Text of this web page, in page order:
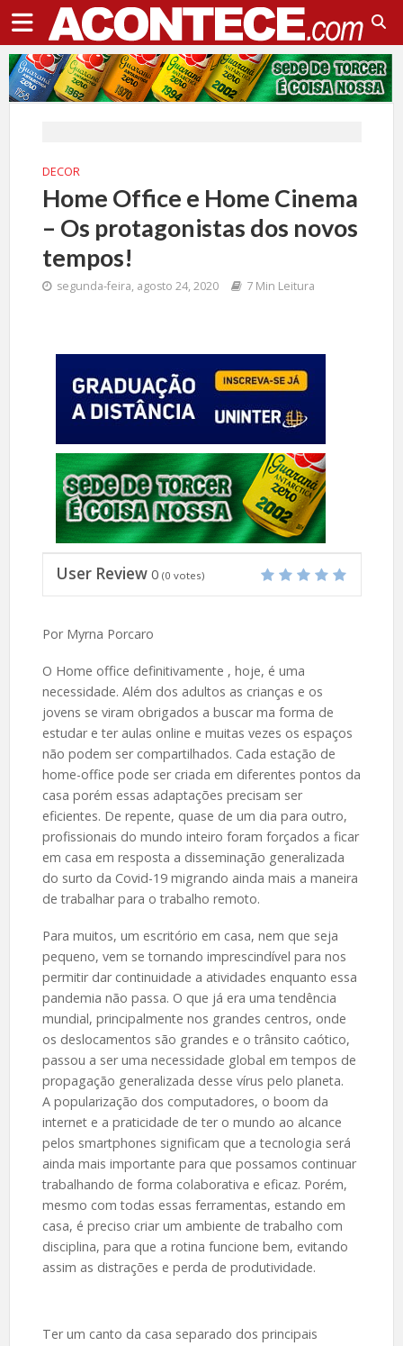
DECOR
Home Office e Home Cinema
– Os protagonistas dos novos
tempos!
segunda-feira, agosto 24, 2020 7 Min Leitura
User Review 0 (0 votes)
Por Myrna Porcaro
O Home office definitivamente , hoje, é uma
necessidade. Além dos adultos as crianças e os
jovens se viram obrigados a buscar ma forma de
estudar e ter aulas online e muitas vezes os espaços
não podem ser compartilhados. Cada estação de
home-office pode ser criada em diferentes pontos da
casa porém essas adaptações precisam ser
eficientes. De repente, quase de um dia para outro,
profissionais do mundo inteiro foram forçados a ficar
em casa em resposta a disseminação generalizada
do surto da Covid-19 migrando ainda mais a maneira
de trabalhar para o trabalho remoto.
Para muitos, um escritório em casa, nem que seja
pequeno, vem se tornando imprescindível para nos
permitir dar continuidade a atividades enquanto essa
pandemia não passa. O que já era uma tendência
mundial, principalmente nos grandes centros, onde
os deslocamentos são grandes e o trânsito caótico,
passou a ser uma necessidade global em tempos de
propagação generalizada desse vírus pelo planeta.
A popularização dos computadores, o boom da
internet e a praticidade de ter o mundo ao alcance
pelos smartphones significam que a tecnologia será
ainda mais importante para que possamos continuar
trabalhando de forma colaborativa e eficaz. Porém,
mesmo com todas essas ferramentas, estando em
casa, é preciso criar um ambiente de trabalho com
disciplina, para que a rotina funcione bem, evitando
assim as distrações e perda de produtividade.
Ter um canto da casa separado dos principais